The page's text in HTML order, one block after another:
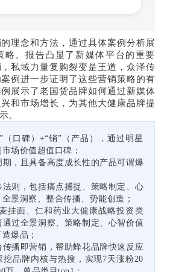
理念和方法，通过具体案例分析展
略。报告凸显了新媒体平台的重要
私域力量复购裂变是王道，众泽传
例进一步证明了这些营销策略的有
展示了老国货品牌如何通过新媒体
和市场增长，为其他大健康品牌提
。
（口碑）+“销”（产品），通过明星
场价值超值口碑；
期，且具备高度成长性的产品可谓爆
法则，包括痛点捕捉、策略制定、心
景洞察、整合传播、势能创造；
挂面、仁和药业大健康战略投资类
通过全景洞察、策略制定、心智价值
爆品；
传播即营销，帮助蜂花品牌快速反应
挖品牌内核与热搜，实现7天涨粉20